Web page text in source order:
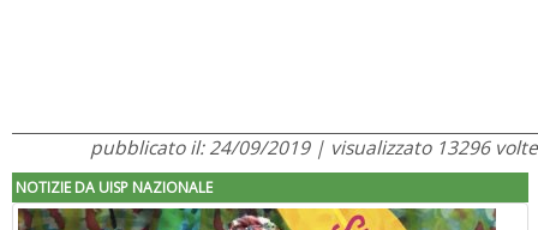
pubblicato il: 24/09/2019 | visualizzato 13296 volte
NOTIZIE DA UISP NAZIONALE